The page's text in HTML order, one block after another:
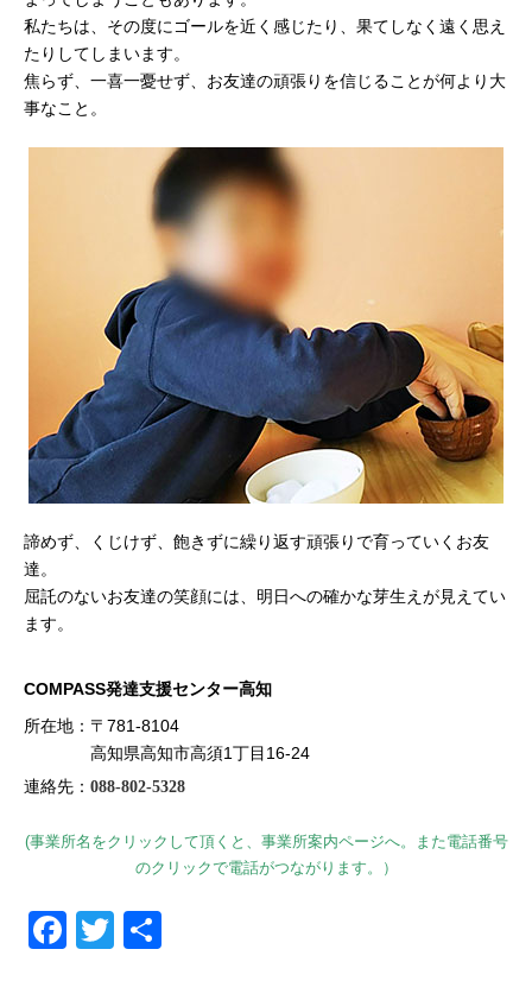
私たちは、その度にゴールを近く感じたり、果てしなく遠く思え
たりしてしまいます。
焦らず、一喜一憂せず、お友達の頑張りを信じることが何より大
事なこと。
諦めず、くじけず、飽きずに繰り返す頑張りで育っていくお友
達。
屈託のないお友達の笑顔には、明日への確かな芽生えが見えてい
ます。
COMPASS発達支援センター高知
所在地：〒781-8104
高知県高知市高須1丁目16-24
連絡先： 088-802-5328
(事業所名をクリックして頂くと、事業所案内ページへ。また電話番号
のクリックで電話がつながります。）
FacebookTwitter